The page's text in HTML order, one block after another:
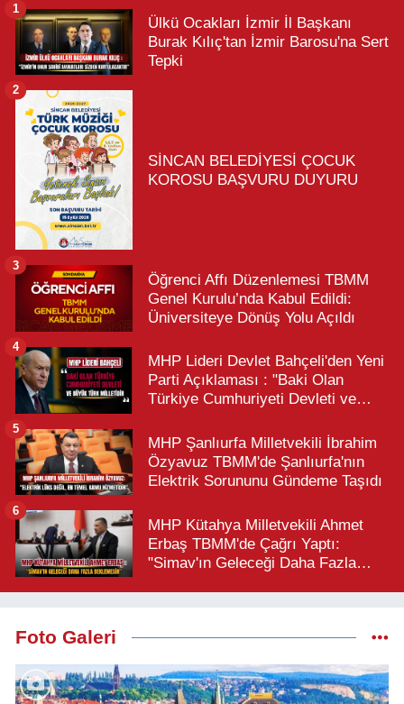
Ülkü Ocakları İzmir İl Başkanı
Burak Kılıç'tan İzmir Barosu'na Sert
Tepki
1
SİNCAN BELEDİYESİ ÇOCUK
KOROSU BAŞVURU DUYURU
2
Öğrenci Affı Düzenlemesi TBMM
Genel Kurulu’nda Kabul Edildi:
Üniversiteye Dönüş Yolu Açıldı
3
MHP Lideri Devlet Bahçeli'den Yeni
Parti Açıklaması : "Baki Olan
Türkiye Cumhuriyeti Devleti ve
4
MHP Şanlıurfa Milletvekili İbrahim
Özyavuz TBMM'de Şanlıurfa'nın
Elektrik Sorununu Gündeme Taşıdı
5
MHP Kütahya Milletvekili Ahmet
Erbaş TBMM'de Çağrı Yaptı:
"Simav'ın Geleceği Daha Fazla
6
Foto Galeri